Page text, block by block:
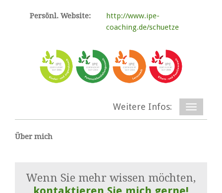
Persönl. Website:
http://www.ipe-
coaching.de/schuetze
Weitere Infos:
Über mich
Wenn Sie mehr wissen möchten,